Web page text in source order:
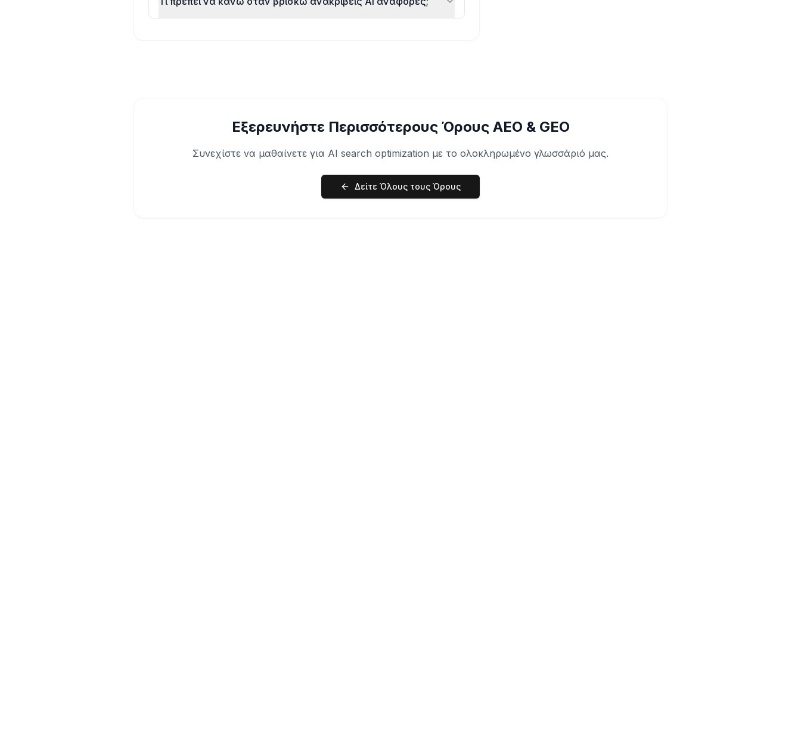
Εξερευνήστε Περισσότερους Όρους AEO & GEO
Συνεχίστε να μαθαίνετε για AI search optimization με το ολοκληρωμένο γλωσσάριό μας.
Δείτε Όλους τους Όρους